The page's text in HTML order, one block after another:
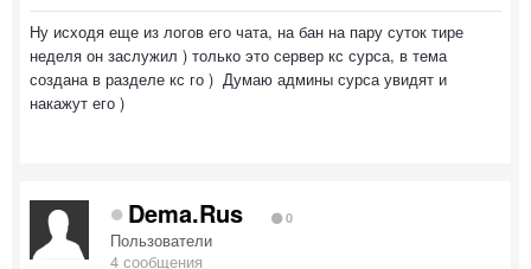
Ну исходя еще из логов его чата, на бан на пару суток тире
неделя он заслужил ) только это сервер кс сурса, в тема
создана в разделе кс го ) Думаю админы сурса увидят и
накажут его )
Dema.Rus 0
Пользователи
4 сообщения